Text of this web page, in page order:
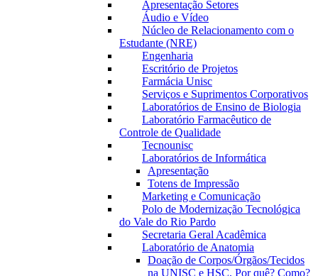
Apresentação Setores
Áudio e Vídeo
Núcleo de Relacionamento com o
Estudante (NRE)
Engenharia
Escritório de Projetos
Farmácia Unisc
Serviços e Suprimentos Corporativos
Laboratórios de Ensino de Biologia
Laboratório Farmacêutico de
Controle de Qualidade
Tecnounisc
Laboratórios de Informática
Apresentação
Totens de Impressão
Marketing e Comunicação
Polo de Modernização Tecnológica
do Vale do Rio Pardo
Secretaria Geral Acadêmica
Laboratório de Anatomia
Doação de Corpos/Órgãos/Tecidos
na UNISC e HSC. Por quê? Como?